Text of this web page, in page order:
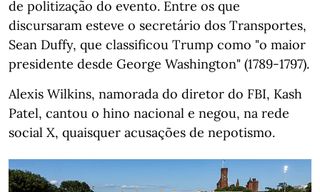
de politização do evento. Entre os que
discursaram esteve o secretário dos Transportes,
Sean Duffy, que classificou Trump como "o maior
presidente desde George Washington" (1789-1797).
Alexis Wilkins, namorada do diretor do FBI, Kash
Patel, cantou o hino nacional e negou, na rede
social X, quaisquer acusações de nepotismo.